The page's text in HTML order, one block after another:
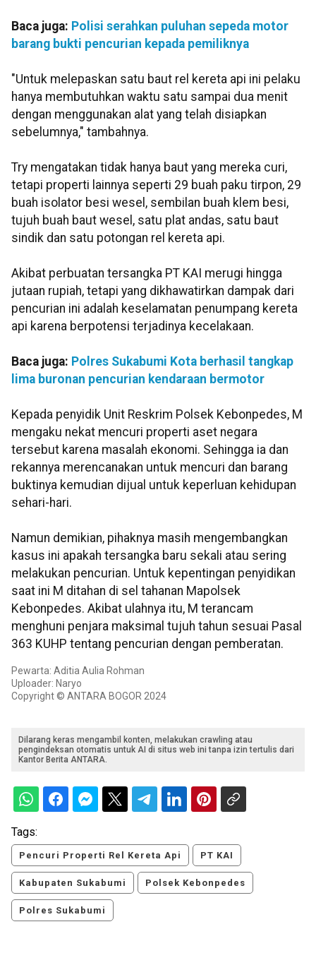
Baca juga: Polisi serahkan puluhan sepeda motor
barang bukti pencurian kepada pemiliknya
"Untuk melepaskan satu baut rel kereta api ini pelaku
hanya membutuhkan waktu satu sampai dua menit
dengan menggunakan alat yang telah disiapkan
sebelumnya," tambahnya.
Try mengatakan tidak hanya baut yang mereka curi,
tetapi properti lainnya seperti 29 buah paku tirpon, 29
buah isolator besi wesel, sembilan buah klem besi,
tujuh buah baut wesel, satu plat andas, satu baut
sindik dan satu potongan rel kereta api.
Akibat perbuatan tersangka PT KAI merugi hingga
jutaan rupiah, tetapi yang dikhawatirkan dampak dari
pencurian ini adalah keselamatan penumpang kereta
api karena berpotensi terjadinya kecelakaan.
Baca juga: Polres Sukabumi Kota berhasil tangkap
lima buronan pencurian kendaraan bermotor
Kepada penyidik Unit Reskrim Polsek Kebonpedes, M
mengaku nekat mencuri properti aset negara
tersebut karena masalah ekonomi. Sehingga ia dan
rekannya merencanakan untuk mencuri dan barang
buktinya kemudian dijual untuk keperluan kehidupan
sehari-hari.
Namun demikian, pihaknya masih mengembangkan
kasus ini apakah tersangka baru sekali atau sering
melakukan pencurian. Untuk kepentingan penyidikan
saat ini M ditahan di sel tahanan Mapolsek
Kebonpedes. Akibat ulahnya itu, M terancam
menghuni penjara maksimal tujuh tahun sesuai Pasal
363 KUHP tentang pencurian dengan pemberatan.
Pewarta: Aditia Aulia Rohman
Uploader: Naryo
Copyright © ANTARA BOGOR 2024
Dilarang keras mengambil konten, melakukan crawling atau
pengindeksan otomatis untuk AI di situs web ini tanpa izin tertulis dari
Kantor Berita ANTARA.
Tags:
Pencuri Properti Rel Kereta Api PT KAI
Kabupaten Sukabumi Polsek Kebonpedes
Polres Sukabumi